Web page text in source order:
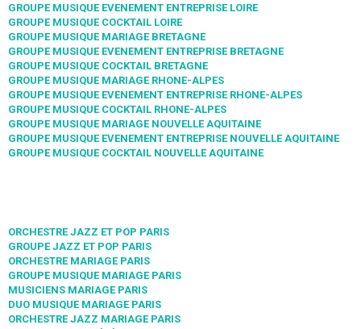
GROUPE MUSIQUE EVENEMENT ENTREPRISE LOIRE
GROUPE MUSIQUE COCKTAIL LOIRE
GROUPE MUSIQUE MARIAGE BRETAGNE
GROUPE MUSIQUE EVENEMENT ENTREPRISE BRETAGNE
GROUPE MUSIQUE COCKTAIL BRETAGNE
GROUPE MUSIQUE MARIAGE RHONE-ALPES
GROUPE MUSIQUE EVENEMENT ENTREPRISE RHONE-ALPES
GROUPE MUSIQUE COCKTAIL RHONE-ALPES
GROUPE MUSIQUE MARIAGE NOUVELLE AQUITAINE
GROUPE MUSIQUE EVENEMENT ENTREPRISE NOUVELLE AQUITAINE
GROUPE MUSIQUE COCKTAIL NOUVELLE AQUITAINE
ORCHESTRE JAZZ ET POP PARIS
GROUPE JAZZ ET POP PARIS
ORCHESTRE MARIAGE PARIS
GROUPE MUSIQUE MARIAGE PARIS
MUSICIENS MARIAGE PARIS
DUO MUSIQUE MARIAGE PARIS
ORCHESTRE JAZZ MARIAGE PARIS